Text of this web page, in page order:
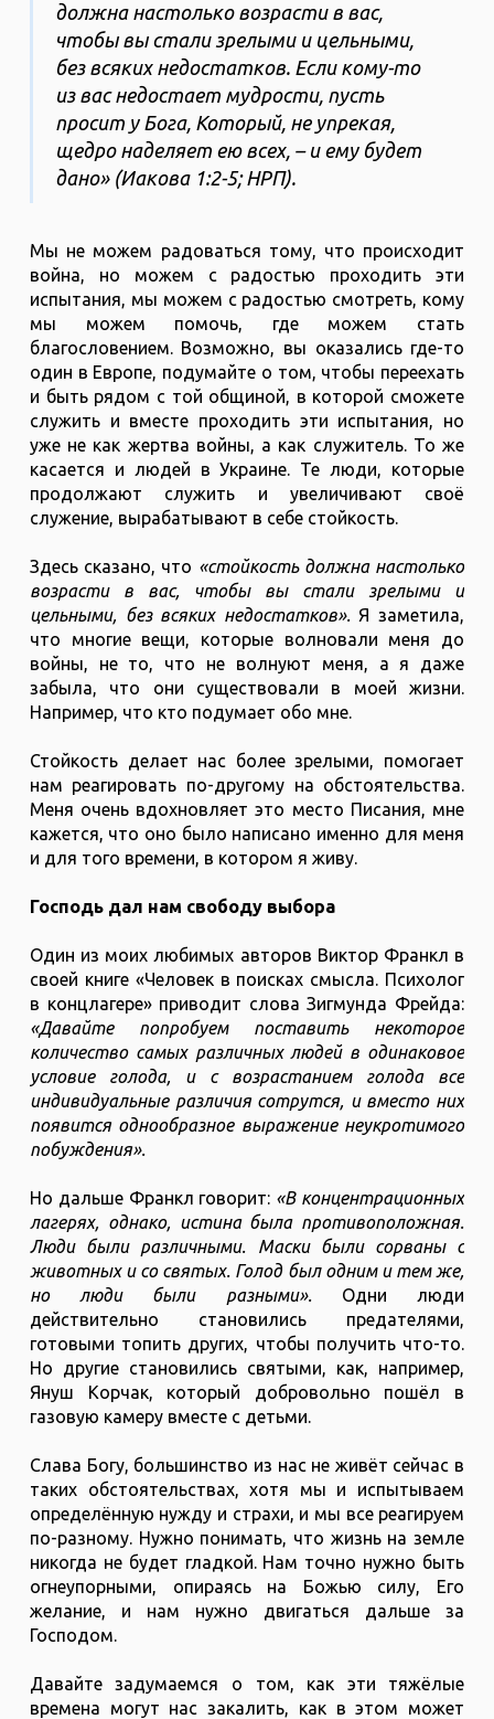
должна настолько возрасти в вас,
чтобы вы стали зрелыми и цельными,
без всяких недостатков. Если кому-то
из вас недостает мудрости, пусть
просит у Бога, Который, не упрекая,
щедро наделяет ею всех, – и ему будет
дано» (Иакова 1:2-5; НРП).
Мы не можем радоваться тому, что происходит
война, но можем с радостью проходить эти
испытания, мы можем с радостью смотреть, кому
мы можем помочь, где можем стать
благословением. Возможно, вы оказались где-то
один в Европе, подумайте о том, чтобы переехать
и быть рядом с той общиной, в которой сможете
служить и вместе проходить эти испытания, но
уже не как жертва войны, а как служитель. То же
касается и людей в Украине. Те люди, которые
продолжают служить и увеличивают своё
служение, вырабатывают в себе стойкость.
Здесь сказано, что «стойкость должна настолько
возрасти в вас, чтобы вы стали зрелыми и
цельными, без всяких недостатков».Я заметила,
что многие вещи, которые волновали меня до
войны, не то, что не волнуют меня, а я даже
забыла, что они существовали в моей жизни.
Например, что кто подумает обо мне.
Стойкость делает нас более зрелыми, помогает
нам реагировать по-другому на обстоятельства.
Меня очень вдохновляет это место Писания, мне
кажется, что оно было написано именно для меня
и для того времени, в котором я живу.
Господь дал нам свободу выбора
Один из моих любимых авторов Виктор Франкл в
своей книге «Человек в поисках смысла. Психолог
в концлагере» приводит слова Зигмунда Фрейда:
«Давайте попробуем поставить некоторое
количество самых различных людей в одинаковое
условие голода, и с возрастанием голода все
индивидуальные различия сотрутся, и вместо них
появится однообразное выражение неукротимого
побуждения».
Но дальше Франкл говорит: «В концентрационных
лагерях, однако, истина была противоположная.
Люди были различными. Маски были сорваны с
животных и со святых. Голод был одним и тем же,
но люди были разными». Одни люди
действительно становились предателями,
готовыми топить других, чтобы получить что-то.
Но другие становились святыми, как, например,
Януш Корчак, который добровольно пошёл в
газовую камеру вместе с детьми.
Слава Богу, большинство из нас не живёт сейчас в
таких обстоятельствах, хотя мы и испытываем
определённую нужду и страхи, и мы все реагируем
по-разному. Нужно понимать, что жизнь на земле
никогда не будет гладкой. Нам точно нужно быть
огнеупорными, опираясь на Божью силу, Его
желание, и нам нужно двигаться дальше за
Господом.
Давайте задумаемся о том, как эти тяжёлые
времена могут нас закалить, как в этом может